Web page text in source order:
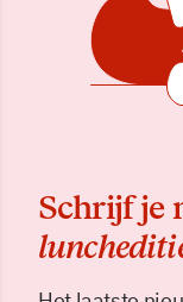
Schrijf je